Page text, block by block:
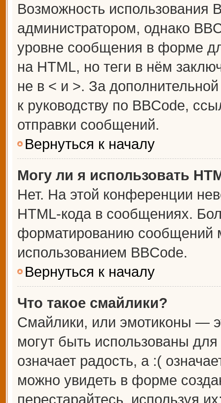
Возможность использования
администратором, однако
уровне сообщения в форме
на HTML, но теги в нём
не в < и >. За
к руководству по BBCode,
отправки сообщений.
Вернуться к началу
Могу ли я использовать
Нет. На этой конференции
HTML-кода в сообщениях.
форматированию сообщений
использованием BBCode.
Вернуться к началу
Что такое смайлики?
Смайлики, или эмотиконы —
могут быть использованы
означает радость, а :(
можно увидеть в форме
перестарайтесь, используя